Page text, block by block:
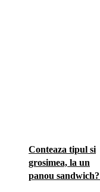
Conteaza tipul si
grosimea, la un
panou sandwich?